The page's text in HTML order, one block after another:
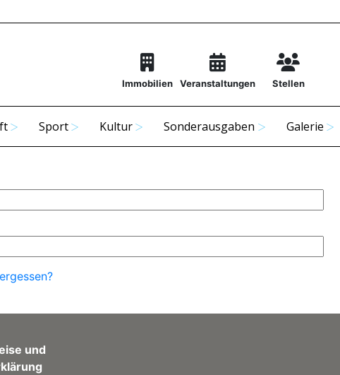
Immobilien Veranstaltungen Stellen
Sport Kultur Sonderausgaben Galerie
und